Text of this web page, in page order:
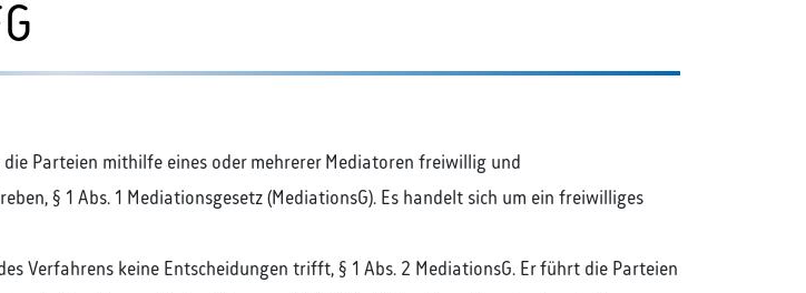
Parteien mithilfe eines oder mehrerer Mediatoren freiwillig und
§ 1 Abs. 1 Mediationsgesetz (MediationsG). Es handelt sich um ein freiwilliges
Verfahrens keine Entscheidungen trifft, § 1 Abs. 2 MediationsG. Er führt die Parteien